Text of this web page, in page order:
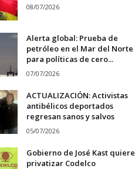
08/07/2026
Alerta global: Prueba de
petróleo en el Mar del Norte
para políticas de cero...
07/07/2026
ACTUALIZACIÓN: Activistas
antibélicos deportados
regresan sanos y salvos
05/07/2026
Gobierno de José Kast quiere
privatizar Codelco